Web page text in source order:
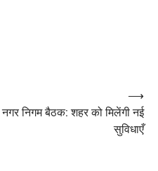
नगर निगम बैठक: शहर को मिलेंगी नई
सुविधाएँ
⟶